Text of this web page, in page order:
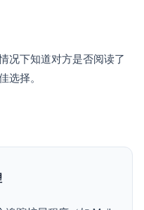
况下知道对方是否阅读了
选择。